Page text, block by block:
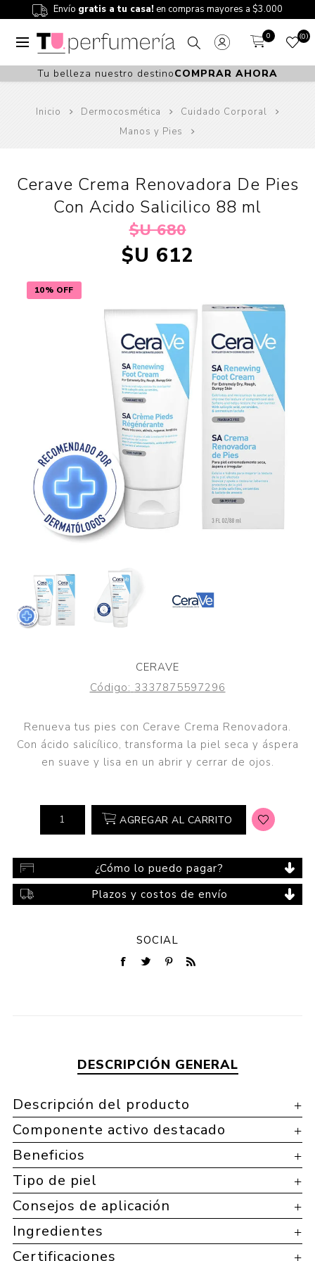
Envío gratis a tu casa! en compras mayores a $3.000
0 0
Tu belleza nuestro destinoCOMPRAR AHORA
Inicio Dermocosmética
Cuidado Corporal
Manos y Pies
10% OFF
Cerave Crema Renovadora De Pies
Con Acido Salicilico 88 ml
$U 680
$U 612
CERAVE
Código: 3337875597296
Renueva tus pies con Cerave Crema Renovadora.
Con ácido salicílico, transforma la piel seca y áspera
en suave y lisa en un abrir y cerrar de ojos.
AGREGAR AL CARRITO
¿Cómo lo puedo pagar?
Plazos y costos de envío
SOCIAL
DESCRIPCIÓN GENERAL
Descripción del producto
Componente activo destacado
Beneficios
Tipo de piel
Consejos de aplicación
Ingredientes
Certificaciones